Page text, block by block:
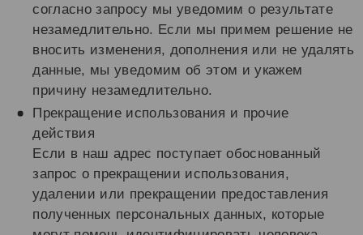
согласно запросу мы уведомим о результате
незамедлительно. Если мы примем решение не
вносить изменения, дополнения или не удалять
данные, мы уведомим об этом и укажем
причину незамедлительно.
Прекращение использования и прочие
действия
Если в наш адрес поступает обоснованный
запрос о прекращении использования,
удалении или прекращении предоставления
полученных персональных данных, которые